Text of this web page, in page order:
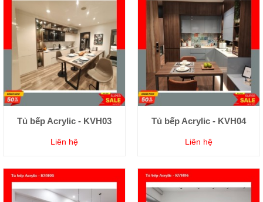
Tủ bếp Acrylic - KVH03
Liên hệ
Tủ bếp Acrylic - KVH04
Liên hệ